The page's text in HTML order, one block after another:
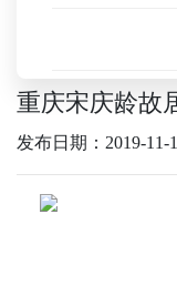
重庆宋庆龄故
发布日期：2019-11-